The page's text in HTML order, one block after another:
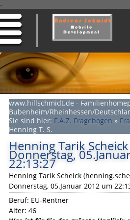
-
www.hillschmidt.de -
Bubenheim/Rheinhessen/
Sie sind hier: F.A.Z. Fragebogen »
Henning T. S.
Henning Tarik
Donnerstag,
22:13:27
Henning Tarik Scheick
Donnerstag, 05.Januar 2012 um
Beruf: EU-Rentner
Alter: 46